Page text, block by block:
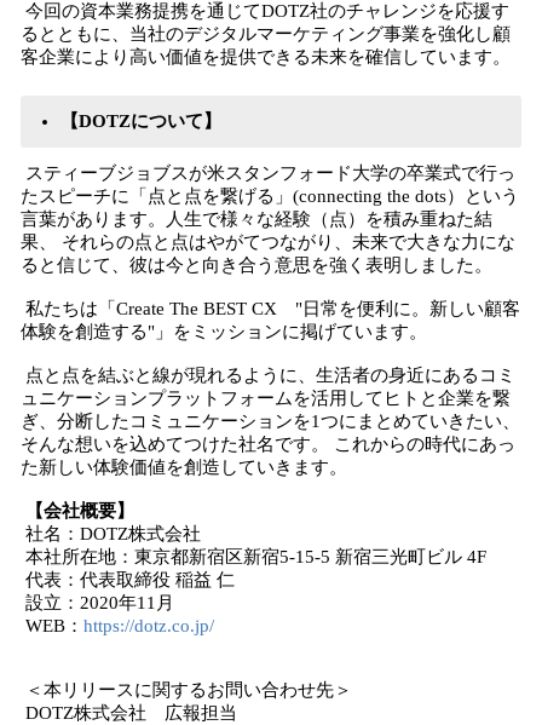
今回の資本業務提携を通じてDOTZ社のチャレンジを応援す
るとともに、当社のデジタルマーケティング事業を強化し顧
客企業により高い価値を提供できる未来を確信しています。
【DOTZについて】
スティーブジョブスが米スタンフォード大学の卒業式で行っ
たスピーチに「点と点を繋げる」(connecting the dots）という
言葉があります。人生で様々な経験（点）を積み重ねた結
果、 それらの点と点はやがてつながり、未来で大きな力にな
ると信じて、彼は今と向き合う意思を強く表明しました。
私たちは「Create The BEST CX "日常を便利に。新しい顧客
体験を創造する"」をミッションに掲げています。
点と点を結ぶと線が現れるように、生活者の身近にあるコミ
ュニケーションプラットフォームを活用してヒトと企業を繋
ぎ、分断したコミュニケーションを1つにまとめていきたい、
そんな想いを込めてつけた社名です。 これからの時代にあっ
た新しい体験価値を創造していきます。
【会社概要】
社名：DOTZ株式会社
本社所在地：東京都新宿区新宿5-15-5 新宿三光町ビル 4F
代表：代表取締役 稲益 仁
設立：2020年11月
WEB： https://dotz.co.jp/
＜本リリースに関するお問い合わせ先＞
DOTZ株式会社 広報担当